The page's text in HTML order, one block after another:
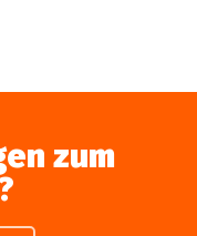
zum